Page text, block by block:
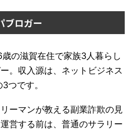
ブロガー
の滋賀在住で家族3人暮らし
。収入源は、ネットビジネス
つです。
ーマンが教える副業詐欺の見
営する前は、普通のサラリー